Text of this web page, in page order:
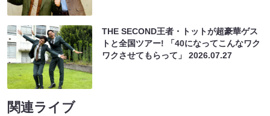
THE SECOND王者・トットが超豪華ゲス
トと全国ツアー! 「40になってこんなワク
ワクさせてもらって」2026.07.27
関連ライブ